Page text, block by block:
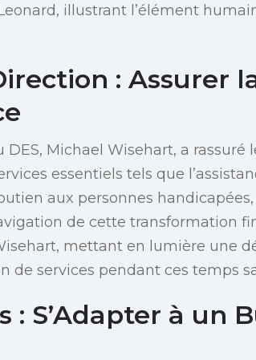
illustrant l’élément
: Assurer
Michael Wisehart, a rassuré
essentiels tels que
aux personnes
de cette transformation
mettant en lumière une
de services pendant ces temps
S’Adapter à un